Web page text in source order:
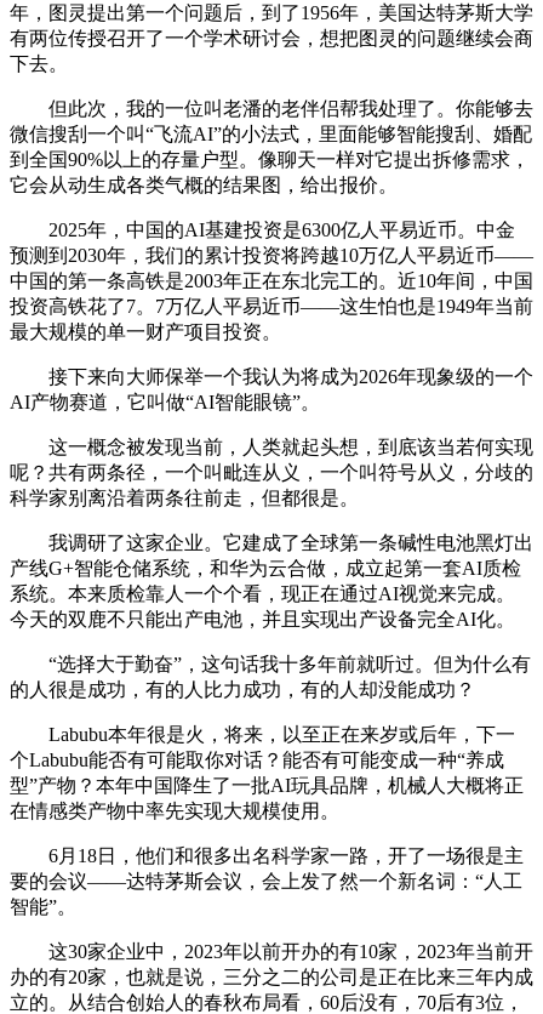
年，图灵提出第一个问题后，到了1956年，美国达特茅斯大学
有两位传授召开了一个学术研讨会，想把图灵的问题继续会商
下去。
但此次，我的一位叫老潘的老伴侣帮我处理了。你能够去
微信搜刮一个叫“飞流AI”的小法式，里面能够智能搜刮、婚配
到全国90%以上的存量户型。像聊天一样对它提出拆修需求，
它会从动生成各类气概的结果图，给出报价。
2025年，中国的AI基建投资是6300亿人平易近币。中金
预测到2030年，我们的累计投资将跨越10万亿人平易近币——
中国的第一条高铁是2003年正在东北完工的。近10年间，中国
投资高铁花了7。7万亿人平易近币——这生怕也是1949年当前
最大规模的单一财产项目投资。
接下来向大师保举一个我认为将成为2026年现象级的一个
AI产物赛道，它叫做“AI智能眼镜”。
这一概念被发现当前，人类就起头想，到底该当若何实现
呢？共有两条径，一个叫毗连从义，一个叫符号从义，分歧的
科学家别离沿着两条往前走，但都很是。
我调研了这家企业。它建成了全球第一条碱性电池黑灯出
产线G+智能仓储系统，和华为云合做，成立起第一套AI质检
系统。本来质检靠人一个个看，现正在通过AI视觉来完成。
今天的双鹿不只能出产电池，并且实现出产设备完全AI化。
“选择大于勤奋”，这句话我十多年前就听过。但为什么有
的人很是成功，有的人比力成功，有的人却没能成功？
Labubu本年很是火，将来，以至正在来岁或后年，下一
个Labubu能否有可能取你对话？能否有可能变成一种“养成
型”产物？本年中国降生了一批AI玩具品牌，机械人大概将正
在情感类产物中率先实现大规模使用。
6月18日，他们和很多出名科学家一路，开了一场很是主
要的会议——达特茅斯会议，会上发了然一个新名词：“人工
智能”。
这30家企业中，2023年以前开办的有10家，2023年当前开
办的有20家，也就是说，三分之二的公司是正在比来三年内成
立的。从结合创始人的春秋布局看，60后没有，70后有3位，